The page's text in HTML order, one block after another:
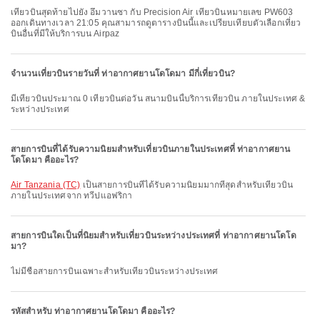
เที่ยวบินสุดท้ายไปยัง อึมวานซา กับ Precision Air เที่ยวบินหมายเลข PW603
ออกเดินทางเวลา 21:05 คุณสามารถดูตารางบินนี้และเปรียบเทียบตัวเลือกเที่ยว
บินอื่นที่มีให้บริการบน Airpaz
จำนวนเที่ยวบินรายวันที่ ท่าอากาศยานโดโดมา มีกี่เที่ยวบิน?
มีเที่ยวบินประมาณ 0 เที่ยวบินต่อวัน สนามบินนี้บริการเที่ยวบิน ภายในประเทศ &
ระหว่างประเทศ
สายการบินที่ได้รับความนิยมสำหรับเที่ยวบินภายในประเทศที่ ท่าอากาศยาน
โดโดมา คืออะไร?
Air Tanzania (TC) เป็นสายการบินที่ได้รับความนิยมมากที่สุดสำหรับเที่ยวบิน
ภายในประเทศจาก ทวีปแอฟริกา
สายการบินใดเป็นที่นิยมสำหรับเที่ยวบินระหว่างประเทศที่ ท่าอากาศยานโดโด
มา?
ไม่มีชื่อสายการบินเฉพาะสำหรับเที่ยวบินระหว่างประเทศ
รหัสสำหรับ ท่าอากาศยานโดโดมา คืออะไร?